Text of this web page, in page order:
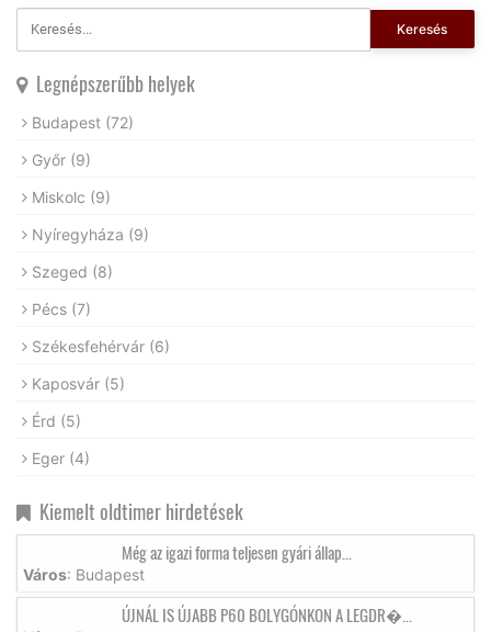
Keresés
Legnépszerűbb helyek
Budapest (72)
Győr (9)
Miskolc (9)
Nyíregyháza (9)
Szeged (8)
Pécs (7)
Székesfehérvár (6)
Kaposvár (5)
Érd (5)
Eger (4)
Kiemelt oldtimer hirdetések
Még az igazi forma teljesen gyári állap...
Város: Budapest
ÚJNÁL IS ÚJABB P60 BOLYGÓNKON A LEGDR�...